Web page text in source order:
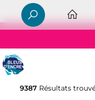
9387 Résultats